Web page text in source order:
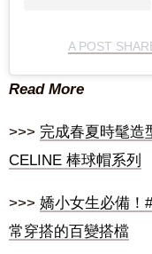
A POST
Read More
>>> 完成春夏時髦造
CELINE 棒球帽系列
>>> 嬌小女生必備！
常穿搭的百變搭檔